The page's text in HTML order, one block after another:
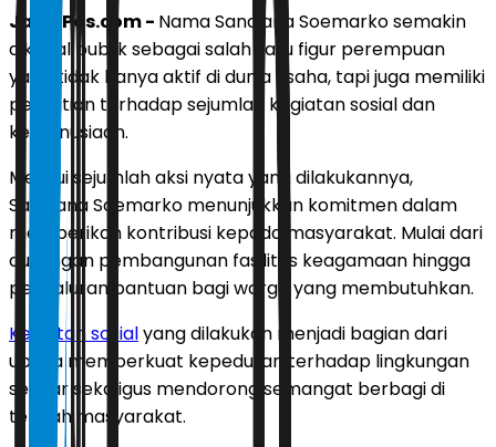
JawaPos.com - Nama Sandiana Soemarko semakin
dikenal publik sebagai salah satu figur perempuan
yang tidak hanya aktif di dunia usaha, tapi juga memiliki
perhatian terhadap sejumlah kegiatan sosial dan
kemanusiaan.
Melalui sejumlah aksi nyata yang dilakukannya,
Sandiana Soemarko menunjukkan komitmen dalam
memberikan kontribusi kepada masyarakat. Mulai dari
dukungan pembangunan fasilitas keagamaan hingga
penyaluran bantuan bagi warga yang membutuhkan.
Kegiatan sosialyang dilakukan menjadi bagian dari
upaya memperkuat kepedulian terhadap lingkungan
sekitar sekaligus mendorong semangat berbagi di
tengah masyarakat.